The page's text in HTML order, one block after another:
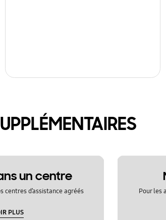
un centre
centres d’assistance agréés
PLUS
Pour les